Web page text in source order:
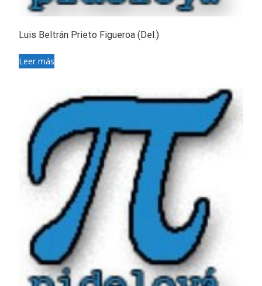
Luis Beltrán Prieto Figueroa (Del.)
Leer más